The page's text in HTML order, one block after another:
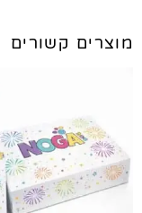
מוצרים קשורים